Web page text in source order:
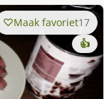
Maak favoriet17
👍